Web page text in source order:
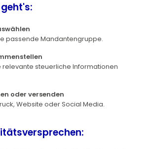
passende Mandantengruppe.
relevante steuerliche Informationen
oder versenden
Website oder Social Media.